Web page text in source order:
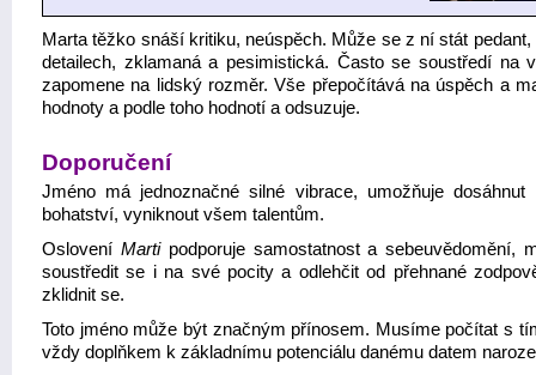
Marta těžko snáší kritiku, neúspěch. Může se z ní stát pedant,
detailech, zklamaná a pesimistická. Často se soustředí na
zapomene na lidský rozměr. Vše přepočítává na úspěch a
hodnoty a podle toho hodnotí a odsuzuje.
Doporučení
Jméno má jednoznačné silné vibrace, umožňuje dosáhnut
bohatství, vyniknout všem talentům.
Oslovení Martipodporuje samostatnost a sebeuvědomění,
soustředit se i na své pocity a odlehčit od přehnané
zklidnit se.
Toto jméno může být značným přínosem. Musíme počítat s
vždy doplňkem k základnímu potenciálu danému datem